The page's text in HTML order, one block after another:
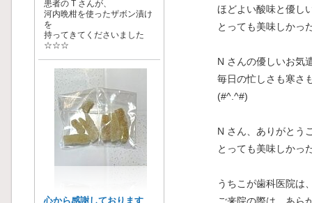
ほどよい酸味と優し
とっても美味しか
N さんの優しいお気
毎日の忙しさも寒さ
(#^.^#)
N さん、ありがとう
とっても美味しかっ
うちこが歯科医院は